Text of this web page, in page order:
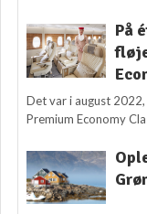
På
Det var i august
Premium Economy